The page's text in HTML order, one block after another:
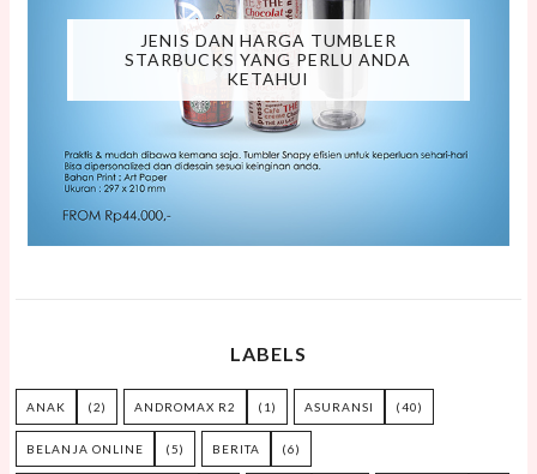
JENIS DAN HARGA TUMBLER
STARBUCKS YANG PERLU ANDA
KETAHUI
LABELS
ANAK (2) ANDROMAX R2 (1) ASURANSI (40)
BELANJA ONLINE (5) BERITA (6)